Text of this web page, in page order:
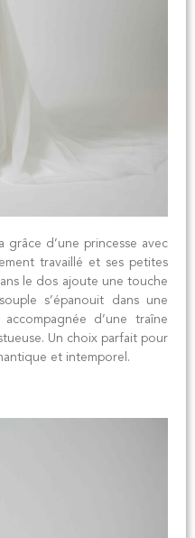
grâce d’une princesse avec
travaillé et ses petites
le dos ajoute une touche
s’épanouit dans une
d’une traîne
Un choix parfait pour
et intemporel.